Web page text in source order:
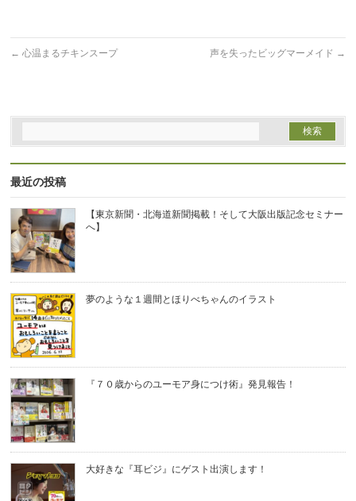
き
ま
← 心温まるチキンスープ 声を失ったビッグマーメイド →
最近の投稿
【東京新聞・北海道新聞掲載！そして大阪出版記念セミナー
へ】
夢のような１週間とほりべちゃんのイラスト
『７０歳からのユーモア身につけ術』発見報告！
大好きな『耳ビジ』にゲスト出演します！